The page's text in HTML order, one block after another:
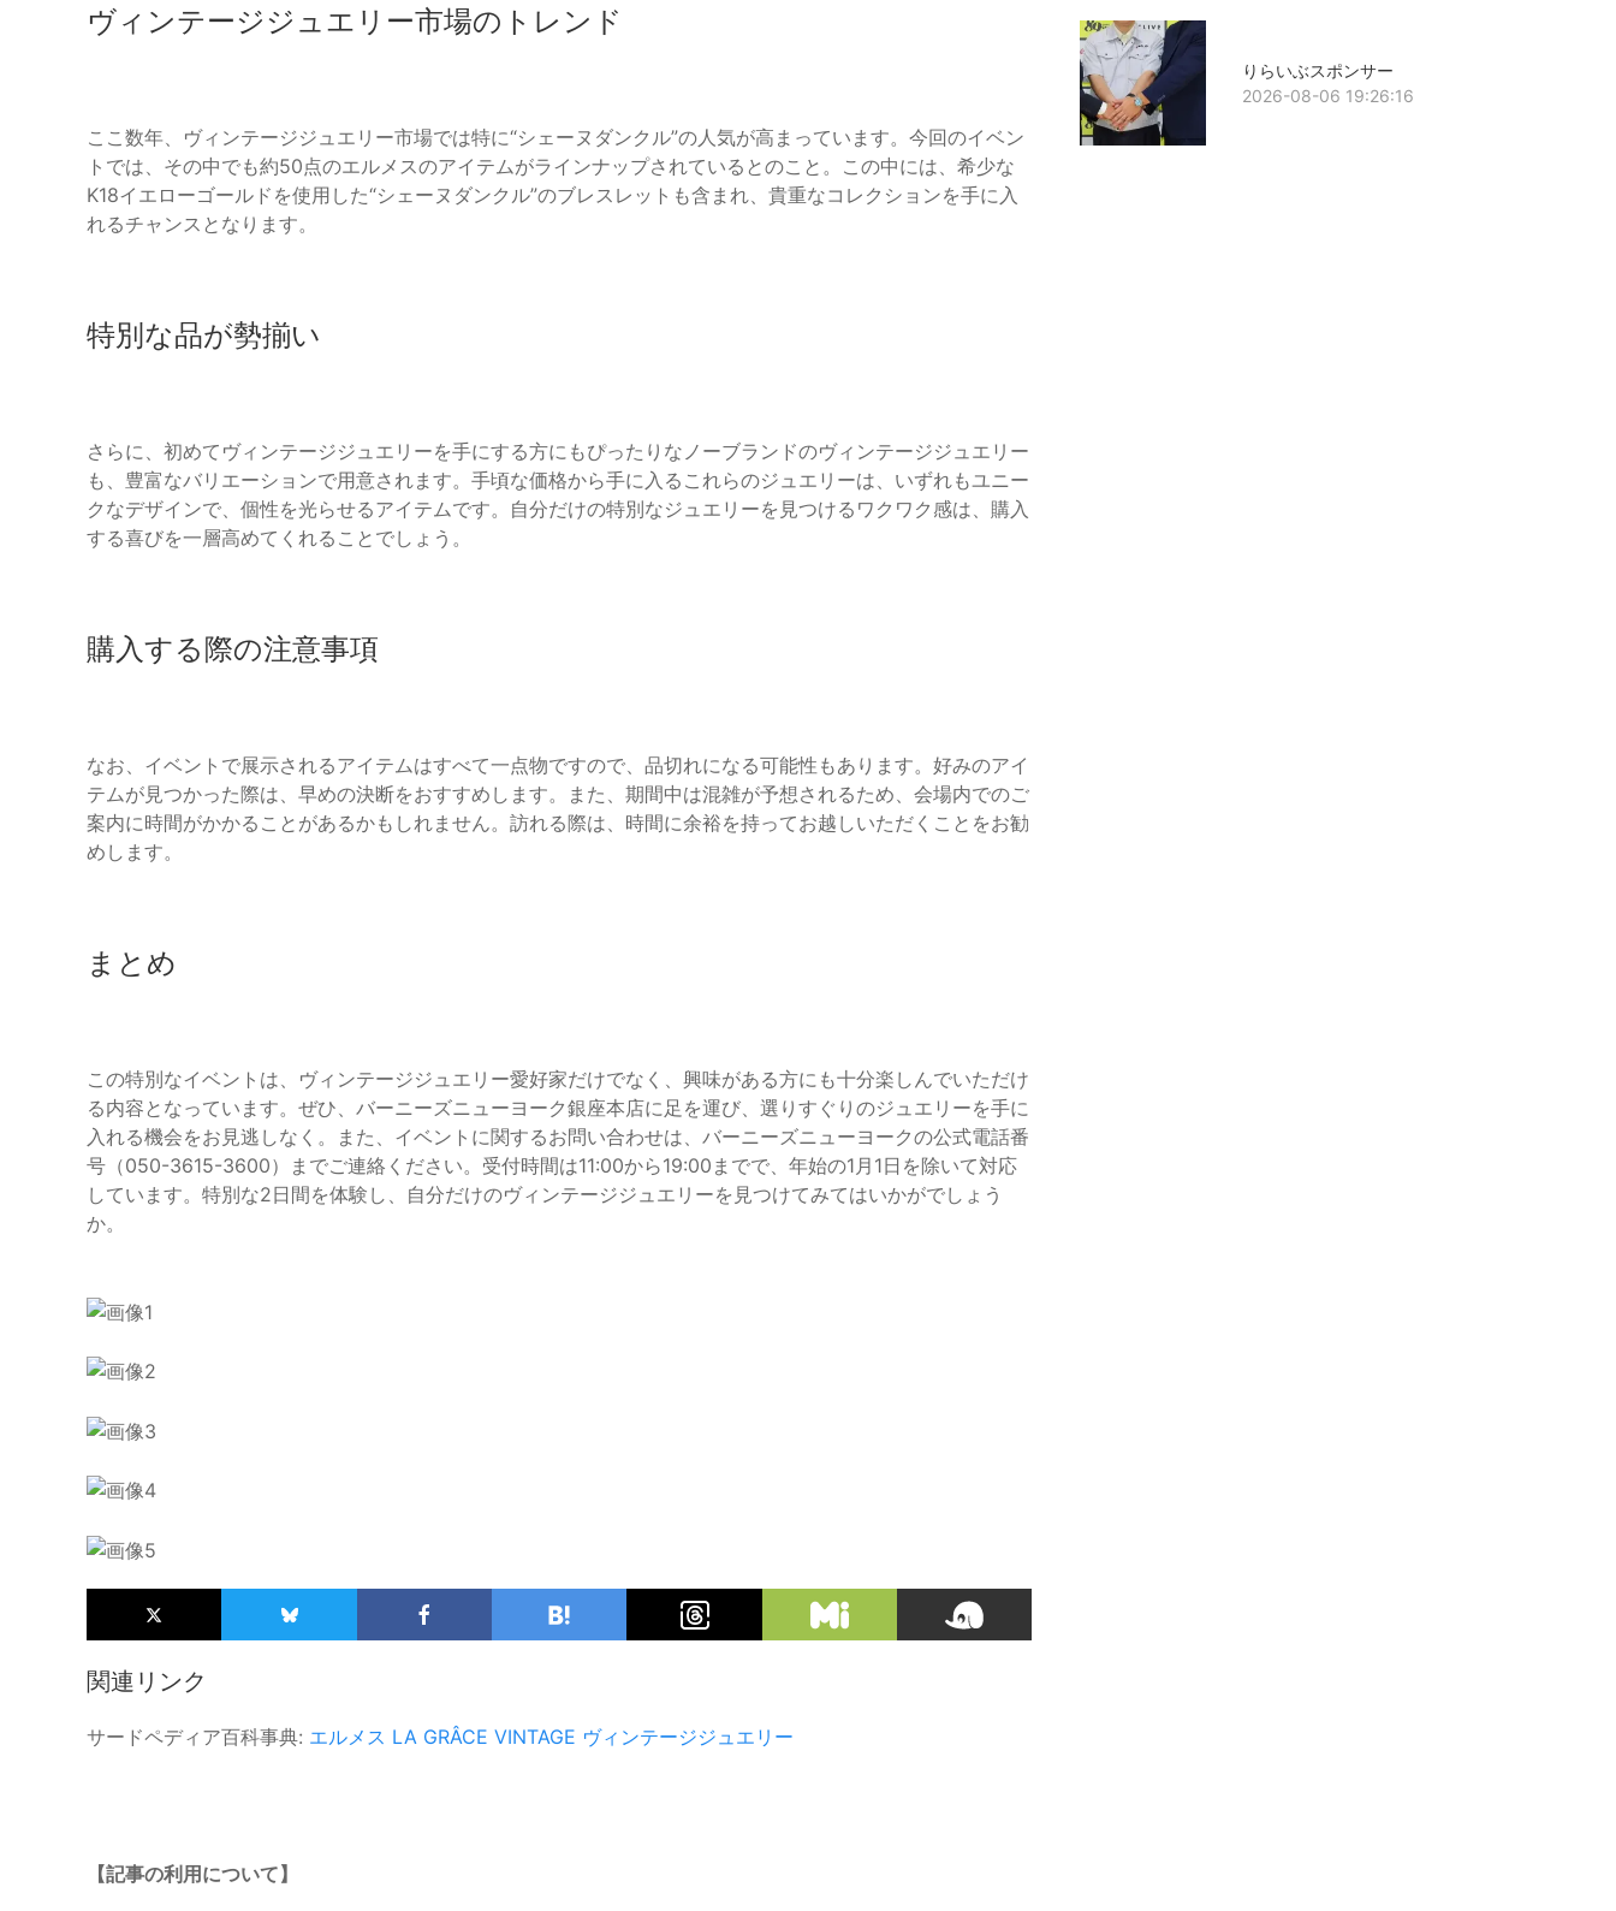
ヴィンテージジュエリー市場のトレンド
ここ数年、ヴィンテージジュエリー市場では特に“シェーヌダンクル”の人気が高まっています。今回のイベン
トでは、その中でも約50点のエルメスのアイテムがラインナップされているとのこと。この中には、希少な
K18イエローゴールドを使用した“シェーヌダンクル”のブレスレットも含まれ、貴重なコレクションを手に入
れるチャンスとなります。
特別な品が勢揃い
さらに、初めてヴィンテージジュエリーを手にする方にもぴったりなノーブランドのヴィンテージジュエリー
も、豊富なバリエーションで用意されます。手頃な価格から手に入るこれらのジュエリーは、いずれもユニー
クなデザインで、個性を光らせるアイテムです。自分だけの特別なジュエリーを見つけるワクワク感は、購入
する喜びを一層高めてくれることでしょう。
購入する際の注意事項
なお、イベントで展示されるアイテムはすべて一点物ですので、品切れになる可能性もあります。好みのアイ
テムが見つかった際は、早めの決断をおすすめします。また、期間中は混雑が予想されるため、会場内でのご
案内に時間がかかることがあるかもしれません。訪れる際は、時間に余裕を持ってお越しいただくことをお勧
めします。
まとめ
この特別なイベントは、ヴィンテージジュエリー愛好家だけでなく、興味がある方にも十分楽しんでいただけ
る内容となっています。ぜひ、バーニーズニューヨーク銀座本店に足を運び、選りすぐりのジュエリーを手に
入れる機会をお見逃しなく。また、イベントに関するお問い合わせは、バーニーズニューヨークの公式電話番
号（050-3615-3600）までご連絡ください。受付時間は11:00から19:00までで、年始の1月1日を除いて対応
しています。特別な2日間を体験し、自分だけのヴィンテージジュエリーを見つけてみてはいかがでしょう
か。
関連リンク
サードペディア百科事典: エルメス LA GRÂCE VINTAGE ヴィンテージジュエリー
りらいぶスポンサー
2026-08-06 19:26:16
【記事の利用について】